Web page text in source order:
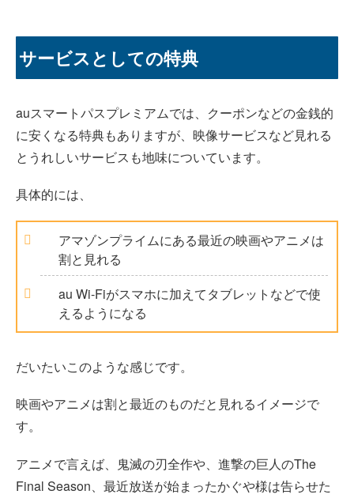
サービスとしての特典
auスマートパスプレミアムでは、クーポンなどの金銭的
に安くなる特典もありますが、映像サービスなど見れる
とうれしいサービスも地味についています。
具体的には、
アマゾンプライムにある最近の映画やアニメは
割と見れる
au Wi-Fiがスマホに加えてタブレットなどで使
えるようになる
だいたいこのような感じです。
映画やアニメは割と最近のものだと見れるイメージで
す。
アニメで言えば、鬼滅の刃全作や、進撃の巨人のThe
Final Season、最近放送が始まったかぐや様は告らせた